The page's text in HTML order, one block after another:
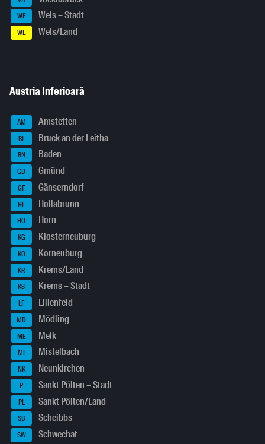
WE Wels – Stadt
WL Wels/Land
Austria Inferioară
AM Amstetten
BL Bruck an der Leitha
BN Baden
GD Gmünd
GF Gänserndorf
HL Hollabrunn
HO Horn
KG Klosterneuburg
KO Korneuburg
KR Krems/Land
KS Krems – Stadt
LF Lilienfeld
MD Mödling
ME Melk
MI Mistelbach
NK Neunkirchen
P Sankt Pölten – Stadt
PL Sankt Pölten/Land
SB Scheibbs
SW Schwechat